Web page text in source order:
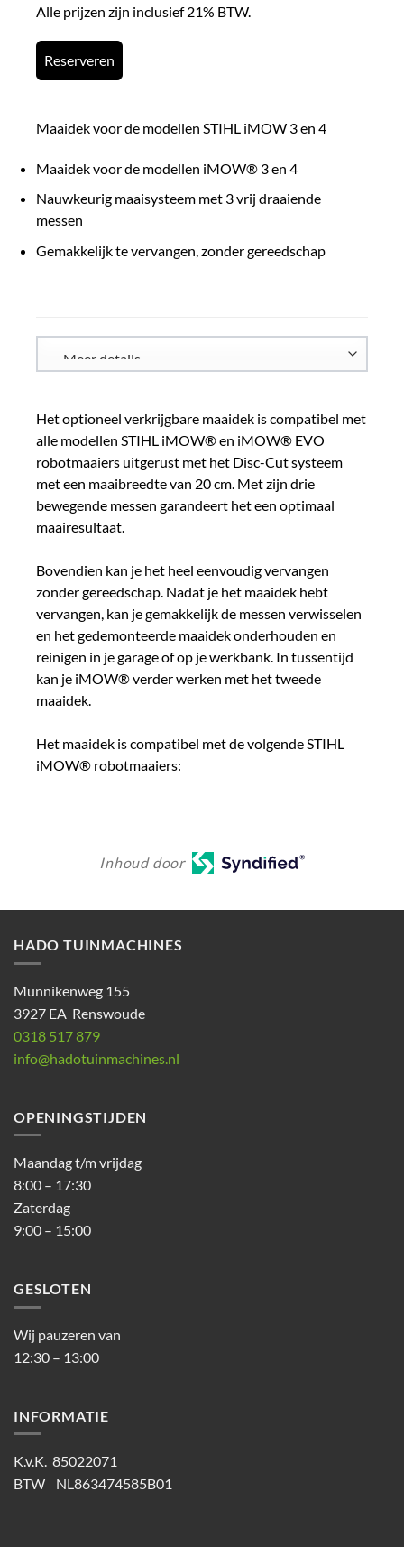
Alle prijzen zijn inclusief 21% BTW.
Reserveren
Maaidek voor de modellen STIHL iMOW 3 en 4
Maaidek voor de modellen iMOW® 3 en 4
Nauwkeurig maaisysteem met 3 vrij draaiende
messen
Gemakkelijk te vervangen, zonder gereedschap
Het optioneel verkrijgbare maaidek is compatibel met
alle modellen STIHL iMOW® en iMOW® EVO
robotmaaiers uitgerust met het Disc-Cut systeem
met een maaibreedte van 20 cm. Met zijn drie
bewegende messen garandeert het een optimaal
maairesultaat.
Bovendien kan je het heel eenvoudig vervangen
zonder gereedschap. Nadat je het maaidek hebt
vervangen, kan je gemakkelijk de messen verwisselen
en het gedemonteerde maaidek onderhouden en
reinigen in je garage of op je werkbank. In tussentijd
kan je iMOW® verder werken met het tweede
maaidek.
Het maaidek is compatibel met de volgende STIHL
iMOW® robotmaaiers:
Inhoud door
HADO TUINMACHINES
Munnikenweg 155
3927 EA Renswoude
0318 517 879
info@hadotuinmachines.nl
OPENINGSTIJDEN
Maandag t/m vrijdag
8:00 – 17:30
Zaterdag
9:00 – 15:00
GESLOTEN
Wij pauzeren van
12:30 – 13:00
INFORMATIE
K.v.K. 85022071
BTW NL863474585B01